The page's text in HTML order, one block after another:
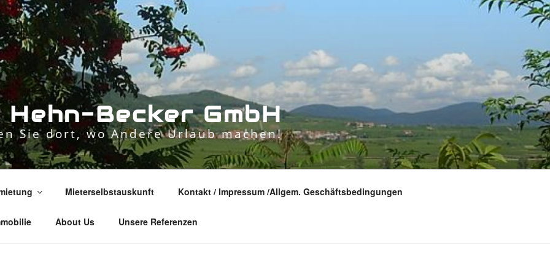
Hehn-Becker GmbH
Sie dort, wo Andere Urlaub machen!
Mieterselbstauskunft Kontakt / Impressum /Allgem. Geschäftsbedingungen
About Us Unsere Referenzen